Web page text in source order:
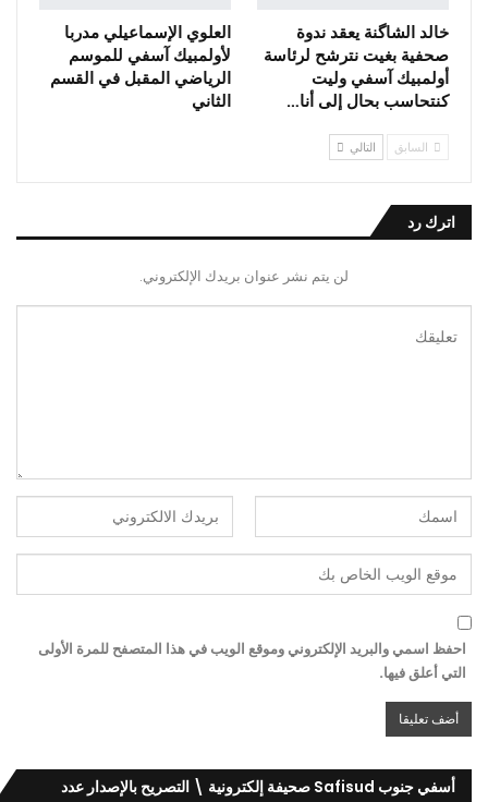
خالد الشاگنة يعقد ندوة
صحفية بغيت نترشح لرئاسة
أولمبيك آسفي وليت
كنتحاسب بحال إلى أنا…
العلوي الإسماعيلي مدربا
لأولمبيك آسفي للموسم
الرياضي المقبل في القسم
الثاني
السابق التالي
اترك رد
لن يتم نشر عنوان بريدك الإلكتروني.
احفظ اسمي والبريد الإلكتروني وموقع الويب في هذا المتصفح للمرة الأولى
التي أعلق فيها.
أسفي جنوب Safisud صحيفة إلكترونية \ التصريح بالإصدار عدد